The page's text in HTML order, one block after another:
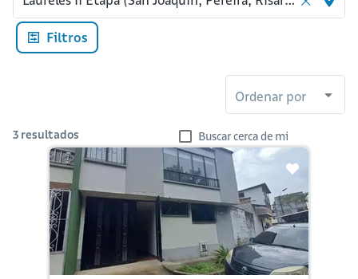
Filtros
Ordenar por
3 resultados Buscar cerca de mi